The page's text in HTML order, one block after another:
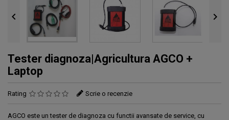
 
Tester diagnoza|Agricultura AGCO +
Laptop
Rating Scrie o recenzie
AGCO este un tester de diagnoza cu functii avansate de service, cu